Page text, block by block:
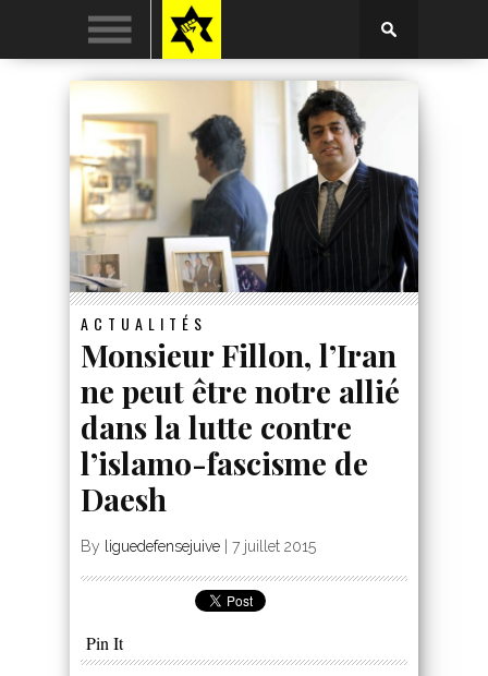
ACTUALITÉS
Monsieur Fillon, l’Iran
ne peut être notre allié
dans la lutte contre
l’islamo-fascisme de
Daesh
By liguedefensejuive 7 juillet 2015
Pin It